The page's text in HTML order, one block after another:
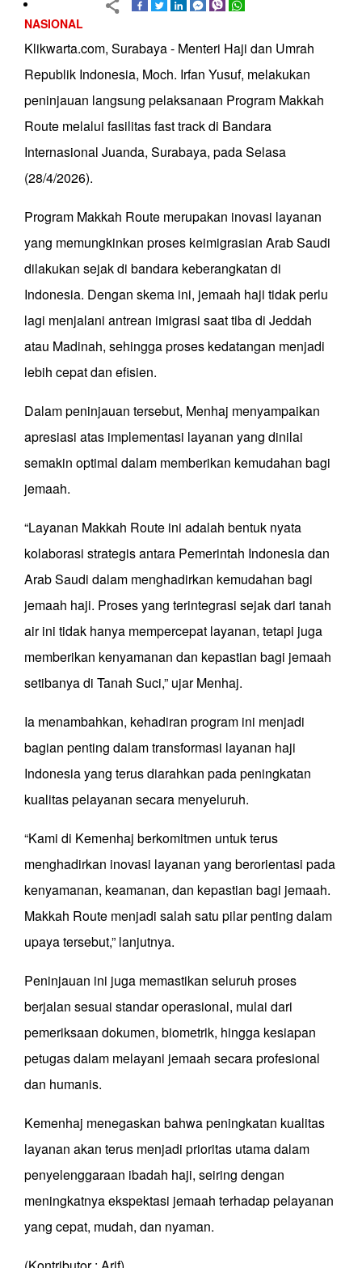
NASIONAL
Klikwarta.com, Surabaya - Menteri Haji dan Umrah
Republik Indonesia, Moch. Irfan Yusuf, melakukan
peninjauan langsung pelaksanaan Program Makkah
Route melalui fasilitas fast track di Bandara
Internasional Juanda, Surabaya, pada Selasa
(28/4/2026).
Program Makkah Route merupakan inovasi layanan
yang memungkinkan proses keimigrasian Arab Saudi
dilakukan sejak di bandara keberangkatan di
Indonesia. Dengan skema ini, jemaah haji tidak perlu
lagi menjalani antrean imigrasi saat tiba di Jeddah
atau Madinah, sehingga proses kedatangan menjadi
lebih cepat dan efisien.
Dalam peninjauan tersebut, Menhaj menyampaikan
apresiasi atas implementasi layanan yang dinilai
semakin optimal dalam memberikan kemudahan bagi
jemaah.
“Layanan Makkah Route ini adalah bentuk nyata
kolaborasi strategis antara Pemerintah Indonesia dan
Arab Saudi dalam menghadirkan kemudahan bagi
jemaah haji. Proses yang terintegrasi sejak dari tanah
air ini tidak hanya mempercepat layanan, tetapi juga
memberikan kenyamanan dan kepastian bagi jemaah
setibanya di Tanah Suci,” ujar Menhaj.
Ia menambahkan, kehadiran program ini menjadi
bagian penting dalam transformasi layanan haji
Indonesia yang terus diarahkan pada peningkatan
kualitas pelayanan secara menyeluruh.
“Kami di Kemenhaj berkomitmen untuk terus
menghadirkan inovasi layanan yang berorientasi pada
kenyamanan, keamanan, dan kepastian bagi jemaah.
Makkah Route menjadi salah satu pilar penting dalam
upaya tersebut,” lanjutnya.
Peninjauan ini juga memastikan seluruh proses
berjalan sesuai standar operasional, mulai dari
pemeriksaan dokumen, biometrik, hingga kesiapan
petugas dalam melayani jemaah secara profesional
dan humanis.
Kemenhaj menegaskan bahwa peningkatan kualitas
layanan akan terus menjadi prioritas utama dalam
penyelenggaraan ibadah haji, seiring dengan
meningkatnya ekspektasi jemaah terhadap pelayanan
yang cepat, mudah, dan nyaman.